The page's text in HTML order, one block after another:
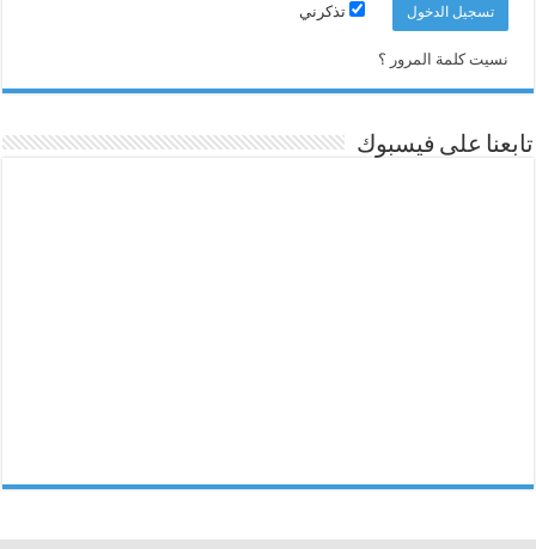
تذكرني
نسيت كلمة المرور ؟
تابعنا على فيسبوك